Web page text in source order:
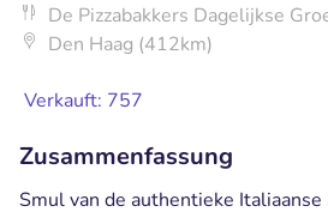
De Pizzabakkers Dagelijkse
Den Haag (412km)
Verkauft: 757
Zusammenfassung
Smul van de authentieke